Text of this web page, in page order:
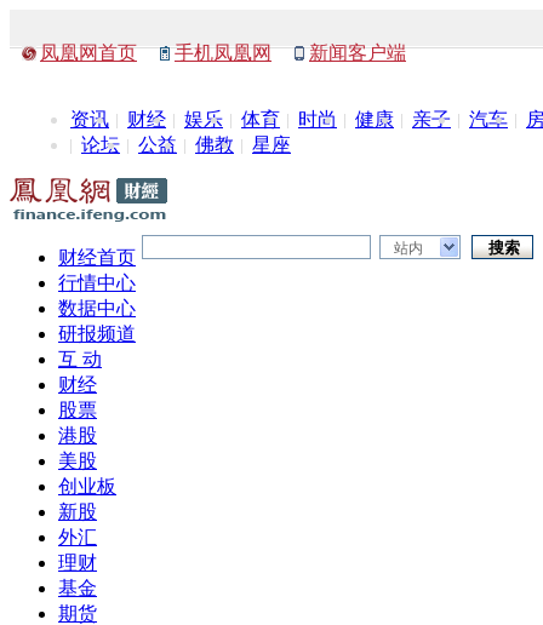
凤凰网首页 手机凤凰网 新闻客户端
资讯 财经 娱乐 体育 时尚 健康 亲子 汽车
论坛
公益 佛教 星座
站内
财经首页
行情中心
数据中心
研报频道
互 动
财经
股票
港股
美股
创业板
新股
外汇
理财
基金
期货